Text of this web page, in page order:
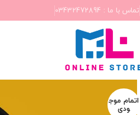
تماس با ما : 03432472894
اتمام موج
ودی